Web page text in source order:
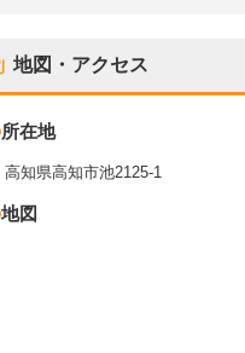
地図・アクセス
所在地
高知県高知市池2125-1
地図